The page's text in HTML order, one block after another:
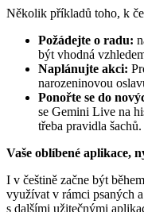
Několik příkladů toho, k
Požádejte o radu:
být vhodná
Naplánujte akci:
narozeninovou
Ponořte se do
se Gemini Live na
třeba pravidla šachů.
Vaše oblíbené aplikace,
I v češtině začne být
využívat v rámci psaných
s dalšími užitečnými